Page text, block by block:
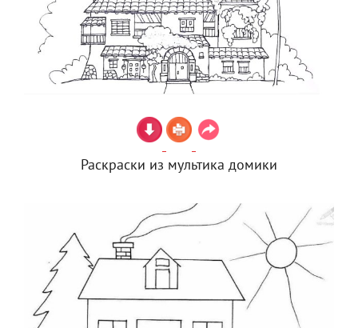
Раскраски из мультика домики